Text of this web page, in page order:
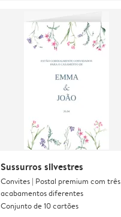
Sussurros silvestres
Convites | Postal premium com três
acabamentos diferentes
Conjunto de 10 cartões